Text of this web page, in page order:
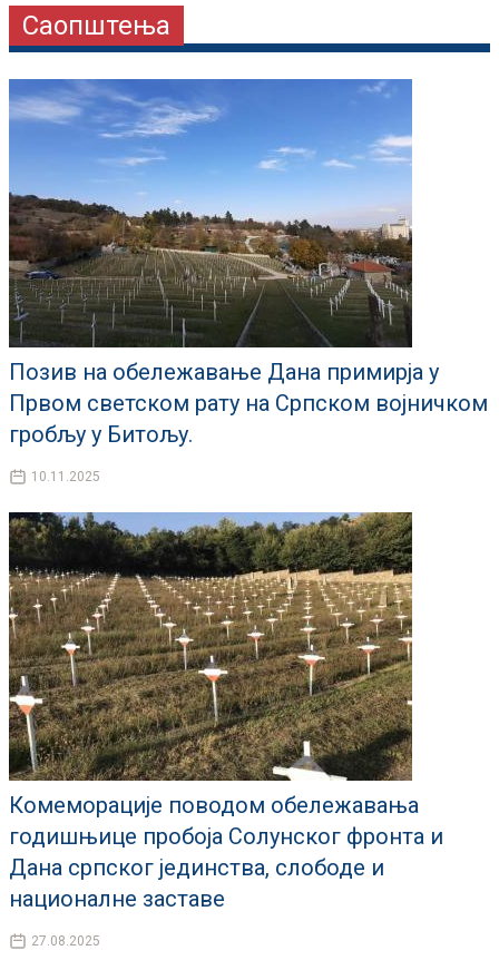
Саопштења
Позив на обележавање Дана примирја у
Првом светском рату на Српском војничком
гробљу у Битољу.
10.11.2025
Комеморације поводом обележавања
годишњице пробоја Солунског фронта и
Дана српског јединства, слободе и
националне заставе
27.08.2025